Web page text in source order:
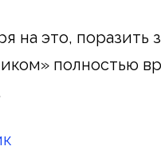
на это, поразить
полностью